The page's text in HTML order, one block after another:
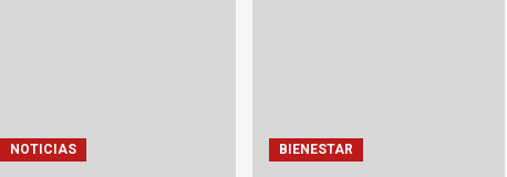
NOTICIAS BIENESTAR